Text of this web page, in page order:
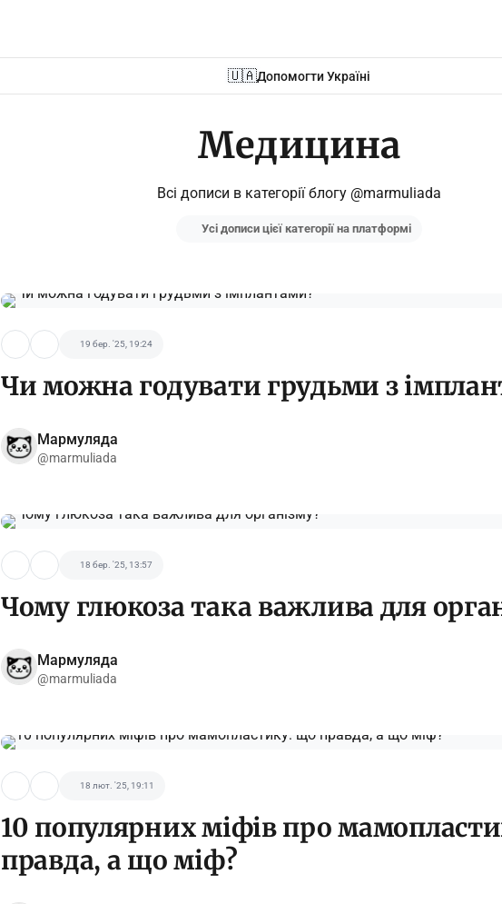
🇺🇦Допомогти Україні
Медицина
Всі дописи в категорії блогу @marmuliada
Усі дописи цієї категорії на платформі
19 бер. '25, 19:24
Чи можна годувати грудьми з
Мармуляда
@marmuliada
18 бер. '25, 13:57
Чому глюкоза така важлива для
Мармуляда
@marmuliada
18 лют. '25, 19:11
10 популярних міфів про
правда, а що міф?